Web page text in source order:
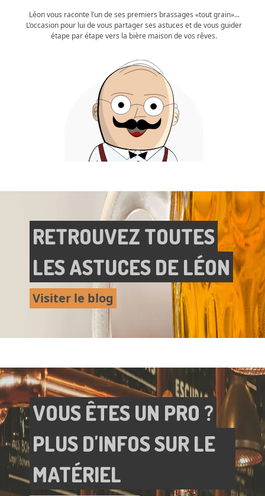
Léon vous raconte l’un de ses premiers brassages «tout grain»...
L’occasion pour lui de vous partager ses astuces et de vous guider
étape par étape vers la bière maison de vos rêves.
RETROUVEZ TOUTES
LES ASTUCES DE LÉON
Visiter le blog
VOUS ÊTES UN PRO ?
PLUS D'INFOS SUR LE
MATÉRIEL